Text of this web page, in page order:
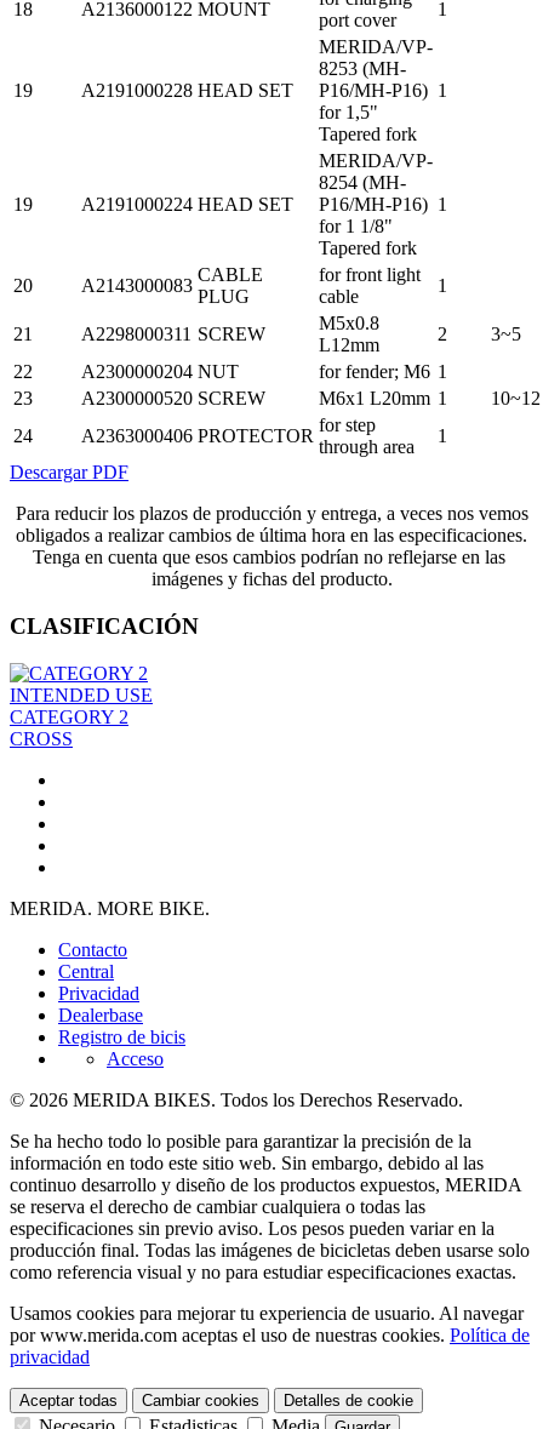
18 A2136000122 MOUNT
port cover
1
19 A2191000228 HEAD SET
MERIDA/VP-
8253 (MH-
P16/MH-P16)
for 1,5"
Tapered fork
1
19 A2191000224 HEAD SET
MERIDA/VP-
8254 (MH-
P16/MH-P16)
for 1 1/8"
Tapered fork
1
20 A2143000083
CABLE
PLUG
for front light
cable
1
21 A2298000311 SCREW
M5x0.8
L12mm
2
3~5
22
A2300000204 NUT for fender; M6 1
23
A2300000520 SCREW M6x1 L20mm 1
10~12
24
A2363000406 PROTECTOR
for step
through area
1
Descargar PDF
Para reducir los plazos de producción y entrega, a veces nos vemos
obligados a realizar cambios de última hora en las especificaciones.
Tenga en cuenta que esos cambios podrían no reflejarse en las
imágenes y fichas del producto.
CLASIFICACIÓN
INTENDED USE
CATEGORY 2
CROSS
MERIDA. MORE BIKE.
Contacto
Central
Privacidad
Dealerbase
Registro de bicis
Acceso
© 2026 MERIDA BIKES. Todos los Derechos Reservado.
Se ha hecho todo lo posible para garantizar la precisión de la
información en todo este sitio web. Sin embargo, debido al las
continuo desarrollo y diseño de los productos expuestos, MERIDA
se reserva el derecho de cambiar cualquiera o todas las
especificaciones sin previo aviso. Los pesos pueden variar en la
producción final. Todas las imágenes de bicicletas deben usarse solo
como referencia visual y no para estudiar especificaciones exactas.
Usamos cookies para mejorar tu experiencia de usuario. Al navegar
por www.merida.com aceptas el uso de nuestras cookies. Política de
privacidad
Aceptar todas Cambiar cookies Detalles de cookie